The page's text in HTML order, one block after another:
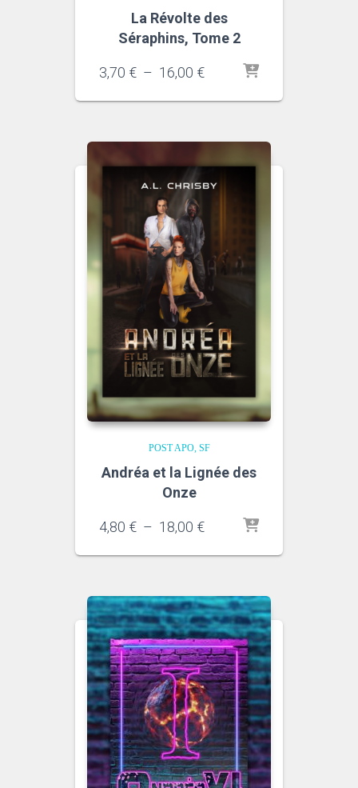
La Révolte des
Séraphins, Tome 2
3,70 € – 16,00 €Plage
prix :
à
POST APO SF
Andréa et la Lignée des
Onze
4,80 € – 18,00 €Plage
prix :
à
18,00 €